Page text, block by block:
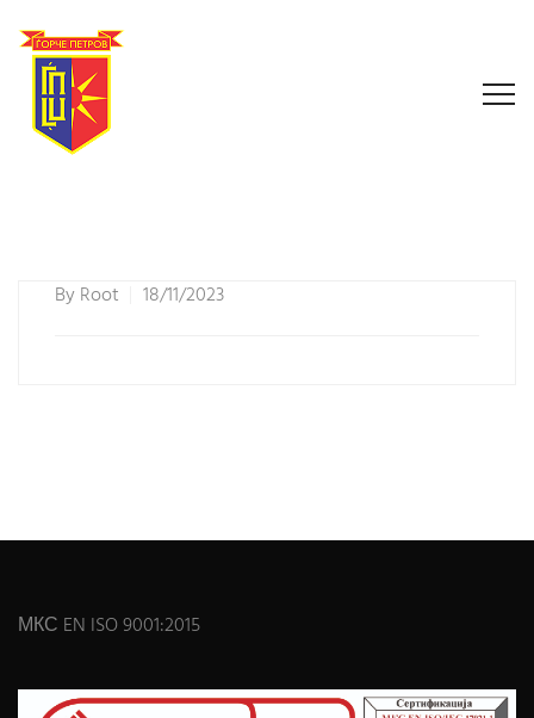
ByRoot 18/11/2023
МКС EN ISO 9001:2015